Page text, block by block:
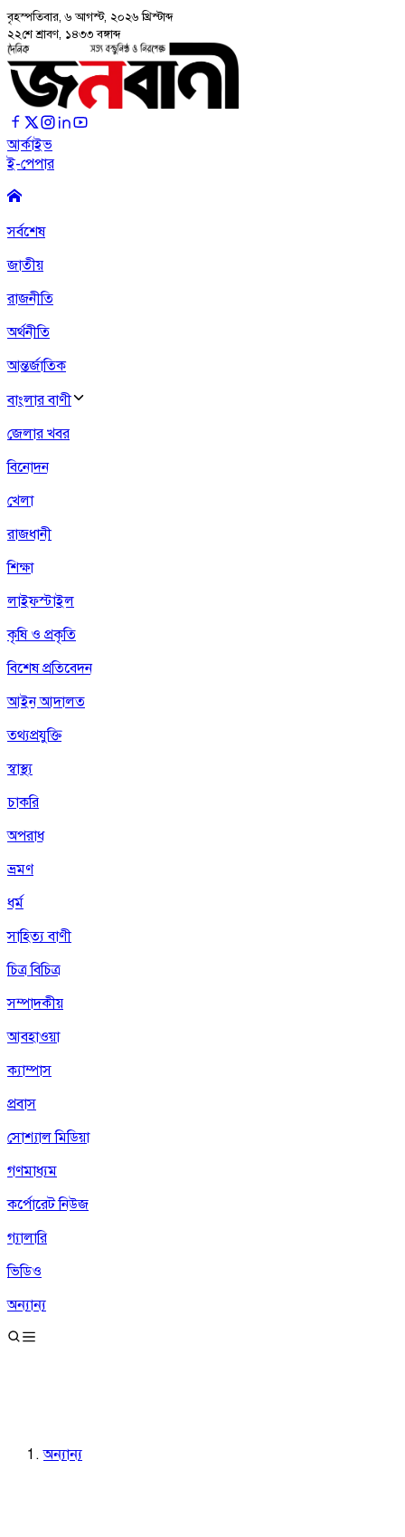
বৃহস্পতিবার, ৬ আগস্ট, ২০২৬ খ্রিস্টাব্দ
২২শে শ্রাবণ, ১৪৩৩ বঙ্গাব্দ
আর্কাইভ
ই-পেপার
সর্বশেষ
জাতীয়
রাজনীতি
অর্থনীতি
আন্তর্জাতিক
বাংলার বাণী
জেলার খবর
বিনোদন
খেলা
রাজধানী
শিক্ষা
লাইফস্টাইল
কৃষি ও প্রকৃতি
বিশেষ প্রতিবেদন
আইন আদালত
তথ্যপ্রযুক্তি
স্বাস্থ্য
চাকরি
অপরাধ
ভ্রমণ
ধর্ম
সাহিত্য বাণী
চিত্র বিচিত্র
সম্পাদকীয়
আবহাওয়া
ক্যাম্পাস
প্রবাস
সোশ্যাল মিডিয়া
গণমাধ্যম
কর্পোরেট নিউজ
গ্যালারি
ভিডিও
অন্যান্য
অন্যান্য